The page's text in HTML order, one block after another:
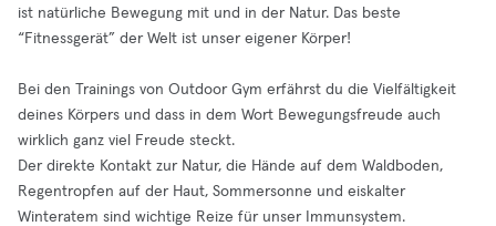
ist natürliche Bewegung mit und in der Natur. Das beste
“Fitnessgerät” der Welt ist unser eigener Körper!
Bei den Trainings von Outdoor Gym erfährst du die Vielfältigkeit
deines Körpers und dass in dem Wort Bewegungsfreude auch
wirklich ganz viel Freude steckt.
Der direkte Kontakt zur Natur, die Hände auf dem Waldboden,
Regentropfen auf der Haut, Sommersonne und eiskalter
Winteratem sind wichtige Reize für unser Immunsystem.